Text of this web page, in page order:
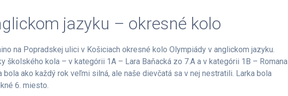
jazyku – okresné kolo
na Popradskej ulici v Košiciach okresné kolo Olympiády v anglickom jazyku.
školského kola – v kategórii 1A – Lara Baňacká zo 7.A a v kategórii 1B – Romana
bola ako každý rok veľmi silná, ale naše dievčatá sa v nej nestratili. Larka bola
6. miesto.